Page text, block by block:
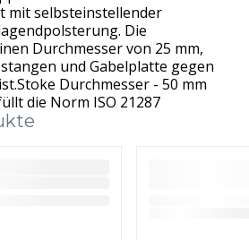
mit selbsteinstellender
Die
Durchmesser von 25 mm,
und Gabelplatte gegen
Durchmesser - 50 mm
die Norm ISO 21287